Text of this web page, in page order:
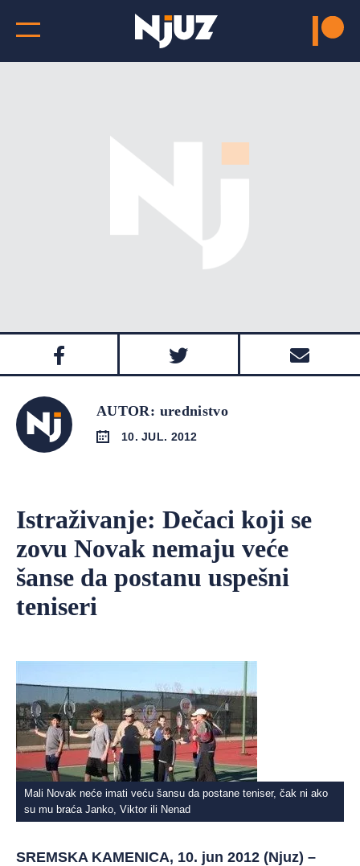
AUTOR: urednistvo
10. JUL. 2012
Istraživanje: Dečaci koji se
zovu Novak nemaju veće
šanse da postanu uspešni
teniseri
Mali Novak neće imati veću šansu da postane teniser, čak ni ako
su mu braća Janko, Viktor ili Nenad
SREMSKA KAMENICA, 10. jun 2012 (Njuz) –